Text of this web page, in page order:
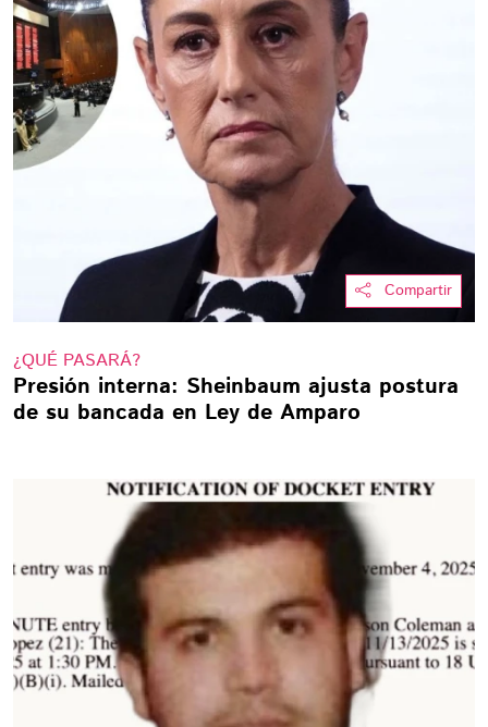
Compartir
¿QUÉ PASARÁ?
Presión interna: Sheinbaum ajusta postura
de su bancada en Ley de Amparo